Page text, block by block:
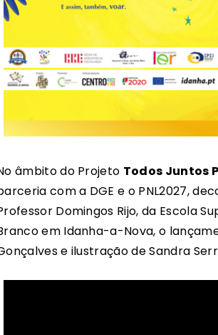
âmbito do Projeto Todos Juntos
com a DGE e o PNL2027,
Domingos Rijo, da Escola
em Idanha-a-Nova, o
e ilustração de Sandra